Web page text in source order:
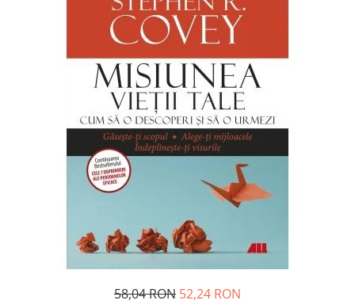
Teorie si critica literara
Business, economie, finante
Finante si investitii
Management si leadership
Resurse umane
Vanzari si marketing
Atlase, dictionare si enciclopedii
Carte prescolara
Carte scolara
Ghiduri de conversatie58,04 RON 52,24 RON